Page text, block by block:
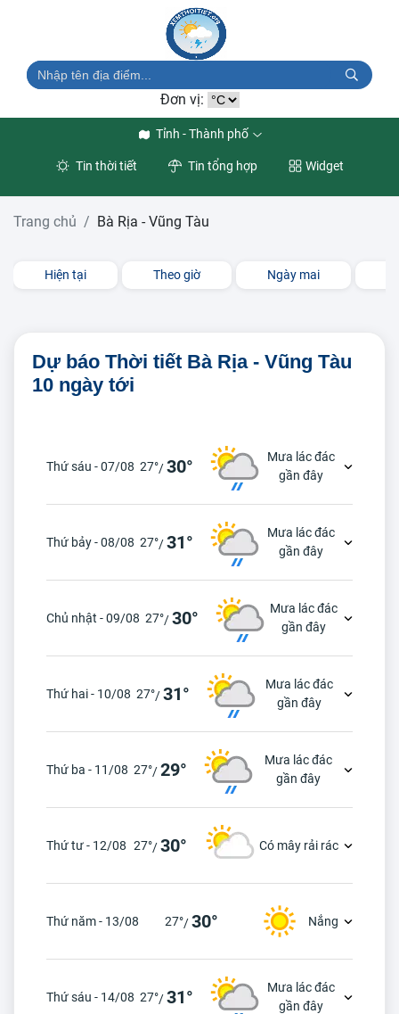
Đơn vị:
Tỉnh - Thành phố
Tin thời tiết Tin tổng hợp Widget
Trang chủ Bà Rịa - Vũng Tàu
Hiện tại Theo giờ Ngày mai
Dự báo Thời tiết Bà Rịa - Vũng Tàu
10 ngày tới
Thứ sáu - 07/08 27°/30°
Mưa lác đác
gần đây
Thứ bảy - 08/08 27°/31°
Mưa lác đác
gần đây
Chủ nhật - 09/08 27°/30°
Mưa lác đác
gần đây
Thứ hai - 10/08 27°/31°
Mưa lác đác
gần đây
Thứ ba - 11/08 27°/29°
Mưa lác đác
gần đây
Thứ tư - 12/08 27°/30° Có mây rải rác
Thứ năm - 13/08 27°/30° Nắng
Thứ sáu - 14/08 27°/31°
Mưa lác đác
gần đây